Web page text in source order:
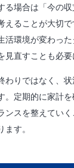
る場合は「今の
えることが大切
活環境が変わっ
直すことも必要
わりではなく、
定期的に家計を
ンスを整えてい
す。